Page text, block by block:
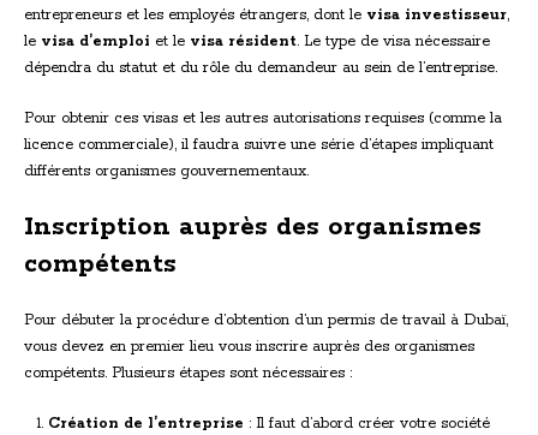
entrepreneurs et les employés étrangers, dont le visa investisseur,
le visa d’emploi et le visa résident. Le type de visa nécessaire
dépendra du statut et du rôle du demandeur au sein de l’entreprise.
Pour obtenir ces visas et les autres autorisations requises (comme la
licence commerciale), il faudra suivre une série d’étapes impliquant
différents organismes gouvernementaux.
Inscription auprès des organismes
compétents
Pour débuter la procédure d’obtention d’un permis de travail à Dubaï,
vous devez en premier lieu vous inscrire auprès des organismes
compétents. Plusieurs étapes sont nécessaires :
Création de l’entreprise : Il faut d’abord créer votre société